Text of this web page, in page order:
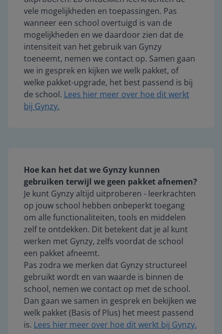
vele mogelijkheden en toepassingen. Pas
wanneer een school overtuigd is van de
mogelijkheden en we daardoor zien dat de
intensiteit van het gebruik van Gynzy
toeneemt, nemen we contact op. Samen gaan
we in gesprek en kijken we welk pakket, of
welke pakket-upgrade, het best passend is bij
de school. Lees hier meer over hoe dit werkt
bij Gynzy.
Hoe kan het dat we Gynzy kunnen
gebruiken terwijl we geen pakket afnemen?
Je kunt Gynzy altijd uitproberen - leerkrachten
op jouw school hebben onbeperkt toegang
om alle functionaliteiten, tools en middelen
zelf te ontdekken. Dit betekent dat je al kunt
werken met Gynzy, zelfs voordat de school
een pakket afneemt.
Pas zodra we merken dat Gynzy structureel
gebruikt wordt en van waarde is binnen de
school, nemen we contact op met de school.
Dan gaan we samen in gesprek en bekijken we
welk pakket (Basis of Plus) het meest passend
is. Lees hier meer over hoe dit werkt bij Gynzy.